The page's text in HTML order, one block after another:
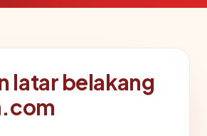
latar belakang